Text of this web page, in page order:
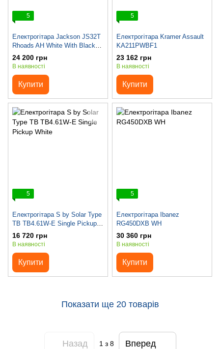
5
Електрогітара Jackson JS32T
Rhoads AH White With Black
Bevels
24 200 грн
В наявності
Купити
5
Електрогітара Kramer Assault
KA211PWBF1
23 162 грн
В наявності
Купити
5
Електрогітара S by Solar Type
TB TB4.61W-E Single Pickup
White
16 720 грн
В наявності
Купити
5
Електрогітара Ibanez
RG450DXB WH
30 360 грн
В наявності
Купити
Показати ще 20 товарів
Назад 1з 8 Вперед